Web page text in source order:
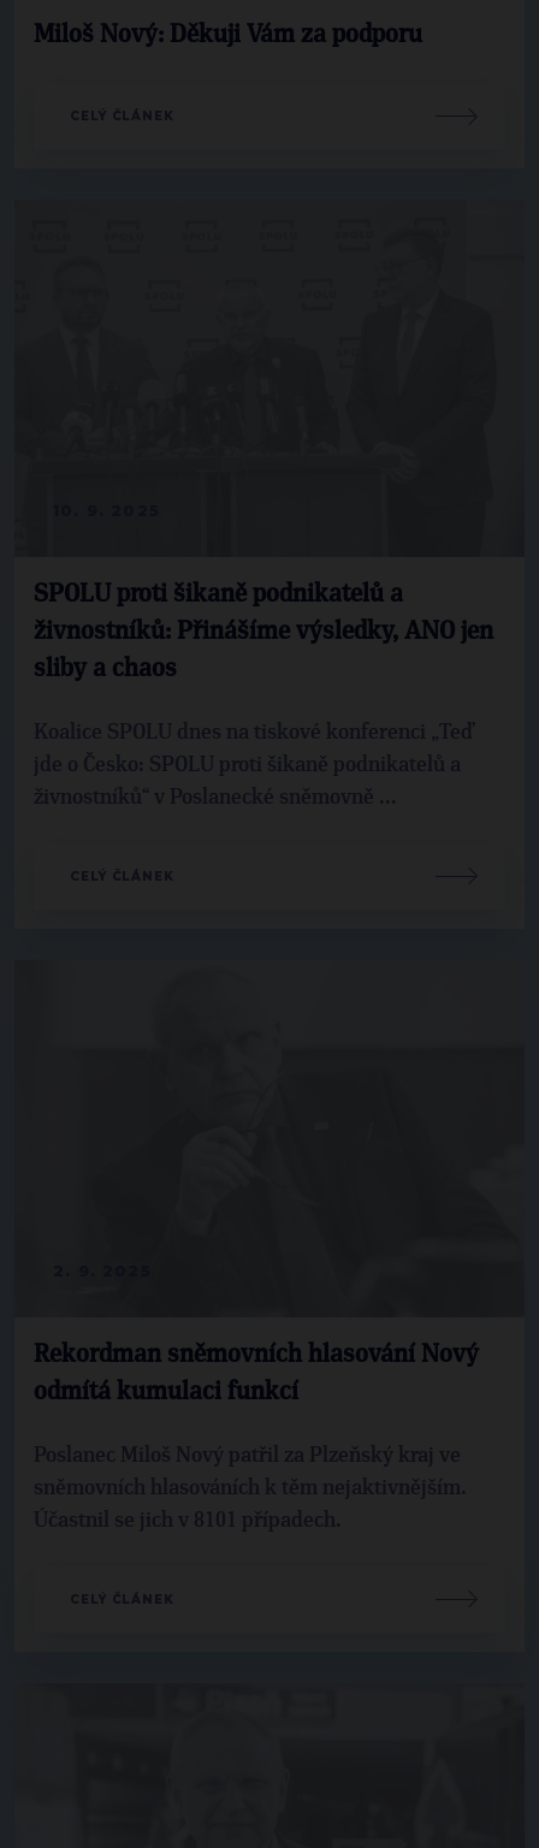
Miloš Nový: Děkuji Vám za podporu
CELÝ ČLÁNEK
SPOLU proti šikaně podnikatelů a
živnostníků: Přinášíme výsledky, ANO jen
sliby a chaos
Koalice SPOLU dnes na tiskové konferenci „Teď
jde o Česko: SPOLU proti šikaně podnikatelů a
živnostníků“ v Poslanecké sněmovně ...
CELÝ ČLÁNEK
Rekordman sněmovních hlasování Nový
odmítá kumulaci funkcí
Poslanec Miloš Nový patřil za Plzeňský kraj ve
sněmovních hlasováních k těm nejaktivnějším.
Účastnil se jich v 8101 případech.
CELÝ ČLÁNEK